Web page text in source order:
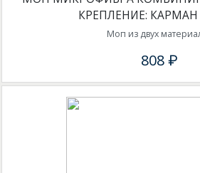
КРЕПЛЕНИЕ: КАРМАН
Моп из двух
808 ₽